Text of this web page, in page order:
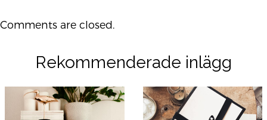
Comments are closed.
Rekommenderade inlägg